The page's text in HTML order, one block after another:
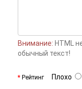
Внимание: HTML
обычный текст!
Рейтинг Плохо